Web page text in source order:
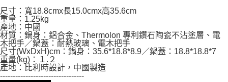
https://aftee.tw/terms/#terms3
３．未成年的使用者請事先徵得法定代理人或監護人之同意方可使用
「AFTEE先享後付」，若未經同意申辦者引起之損失，本公司不負相關責
任。
４．使用「AFTEE先享後付」時，將依據個別帳號之用戶狀況，依本公司即
時審查核予不同之上限額度；若仍有額度不足之情形，本公司將視審查結果
請求用戶進行身份認證。
５．嚴禁一人註冊多個帳號或使用他人資訊註冊。若發現惡意使用之情形，
恩沛科技股份有限公司將有權停止該用戶之使用額度並採取法律行動。
尺寸：寬18.8cmx長15.0cmx高35.6cm
重量：1.25kg
產地：中國
材質：鍋身：鋁合金、Thermolon 專利鑽石陶瓷不沾塗層、電
木把手／鍋蓋：耐熱玻璃、電木把手
尺寸(WxDxH)cm：鍋身：35.6*18.8*8.9／鍋蓋：18.8*18.8*7
重量(kg)：１.２
產地：比利時設計，中國製造
---------------------------------